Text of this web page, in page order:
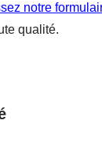
notre
qualité.